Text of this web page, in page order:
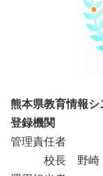
熊本県教育情報シ
登録機関
管理責任者
校長 野崎